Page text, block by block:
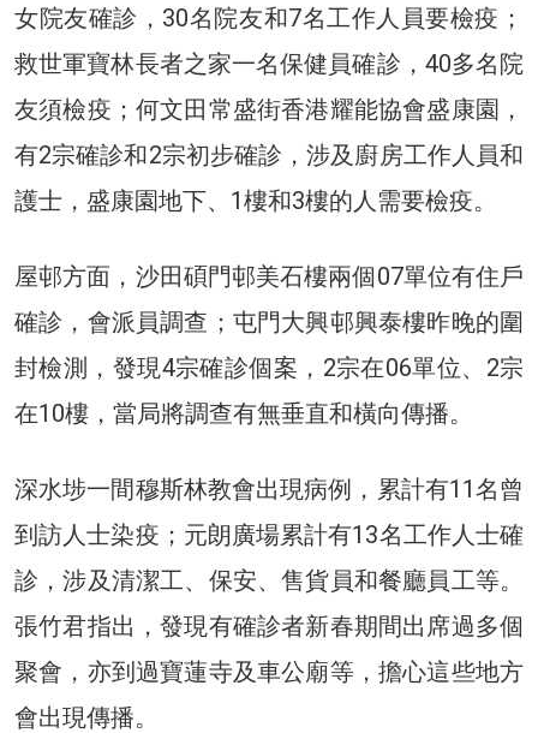
女院友確診，30名院友和7名工作人員要檢疫；
救世軍寶林長者之家一名保健員確診，40多名院
友須檢疫；何文田常盛街香港耀能協會盛康園，
有2宗確診和2宗初步確診，涉及廚房工作人員和
護士，盛康園地下、1樓和3樓的人需要檢疫。
屋邨方面，沙田碩門邨美石樓兩個07單位有住戶
確診，會派員調查；屯門大興邨興泰樓昨晚的圍
封檢測，發現4宗確診個案，2宗在06單位、2宗
在10樓，當局將調查有無垂直和橫向傳播。
深水埗一間穆斯林教會出現病例，累計有11名曾
到訪人士染疫；元朗廣場累計有13名工作人士確
診，涉及清潔工、保安、售貨員和餐廳員工等。
張竹君指出，發現有確診者新春期間出席過多個
聚會，亦到過寶蓮寺及車公廟等，擔心這些地方
會出現傳播。